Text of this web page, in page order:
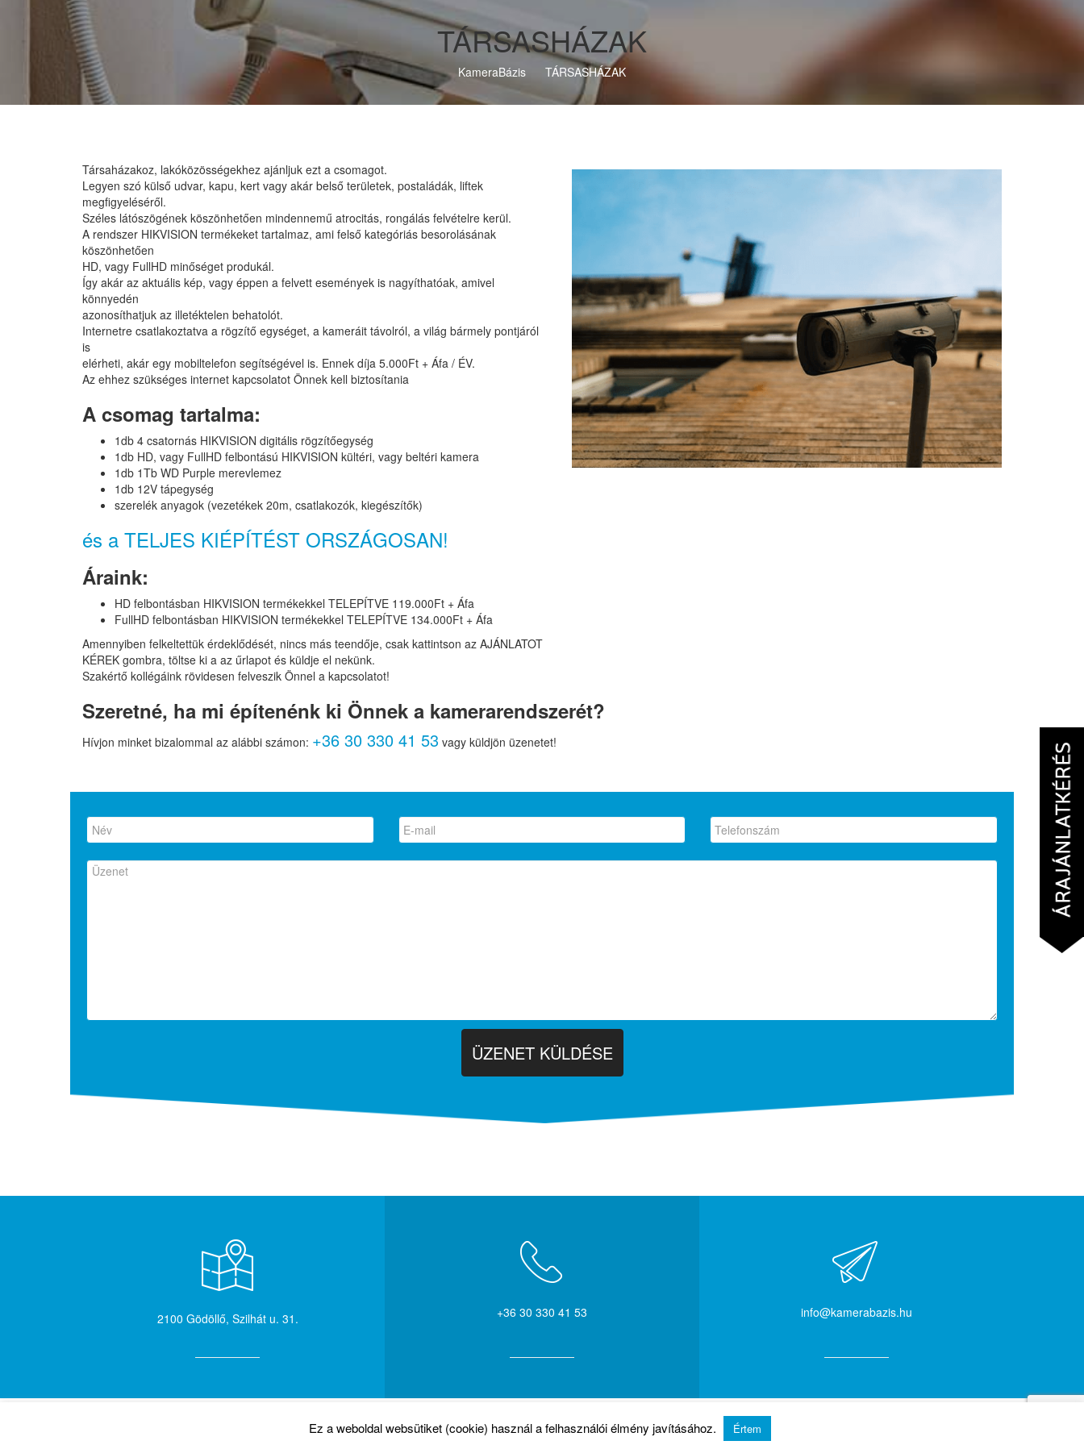
TÁRSASHÁZAK
KameraBázis TÁRSASHÁZAK
Társaházakoz, lakóközösségekhez ajánljuk ezt a csomagot.
Legyen szó külső udvar, kapu, kert vagy akár belső területek, postaládák, liftek
megfigyeléséről.
Széles látószögének köszönhetően mindennemű atrocitás, rongálás felvételre kerül.
A rendszer HIKVISION termékeket tartalmaz, ami felső kategóriás besorolásának
köszönhetően
HD, vagy FullHD minőséget produkál.
Így akár az aktuális kép, vagy éppen a felvett események is nagyíthatóak, amivel
könnyedén
azonosíthatjuk az illetéktelen behatolót.
Internetre csatlakoztatva a rögzítő egységet, a kameráit távolról, a világ bármely pontjáról
is
elérheti, akár egy mobiltelefon segítségével is. Ennek díja 5.000Ft + Áfa / ÉV.
Az ehhez szükséges internet kapcsolatot Önnek kell biztosítania
A csomag tartalma:
1db 4 csatornás HIKVISION digitális rögzítőegység
1db HD, vagy FullHD felbontású HIKVISION kültéri, vagy beltéri kamera
1db 1Tb WD Purple merevlemez
1db 12V tápegység
szerelék anyagok (vezetékek 20m, csatlakozók, kiegészítők)
és a TELJES KIÉPÍTÉST ORSZÁGOSAN!
Áraink:
HD felbontásban HIKVISION termékekkel TELEPÍTVE 119.000Ft + Áfa
FullHD felbontásban HIKVISION termékekkel TELEPÍTVE 134.000Ft + Áfa
Amennyiben felkeltettük érdeklődését, nincs más teendője, csak kattintson az AJÁNLATOT
KÉREK gombra, töltse ki a az űrlapot és küldje el nekünk.
Szakértő kollégáink rövidesen felveszik Önnel a kapcsolatot!
Szeretné, ha mi építenénk ki Önnek a kamerarendszerét?
Hívjon minket bizalommal az alábbi számon: +36 30 330 41 53 vagy küldjön üzenetet!
2100 Gödöllő, Szilhát u. 31. +36 30 330 41 53 info@kamerabazis.hu
© 2026. KameraBázis
Ez a weboldal websütiket (cookie) használ a felhasználói élmény javításához. Értem